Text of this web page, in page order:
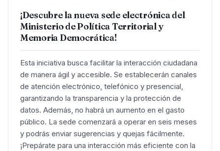
¡Descubre la nueva sede electrónica del
Ministerio de Política Territorial y
Memoria Democrática!
Esta iniciativa busca facilitar la interacción ciudadana
de manera ágil y accesible. Se establecerán canales
de atención electrónico, telefónico y presencial,
garantizando la transparencia y la protección de
datos. Además, no habrá un aumento en el gasto
público. La sede comenzará a operar en seis meses
y podrás enviar sugerencias y quejas fácilmente.
¡Prepárate para una interacción más eficiente con la